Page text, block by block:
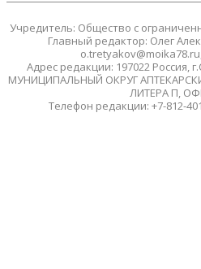
Учредитель: Общество с
Главный редактор: Олег
Адрес редакции: 197022 Россия,
МУНИЦИПАЛЬНЫЙ ОКРУГ
ЛИТЕРА П,
Телефон редакции: +7-812-